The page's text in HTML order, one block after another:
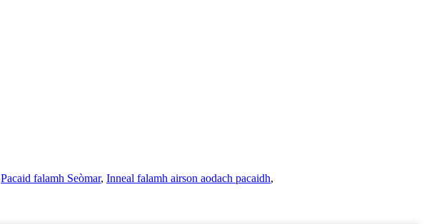
Pacaid falamh Seòmar, Inneal falamh airson aodach pacaidh,